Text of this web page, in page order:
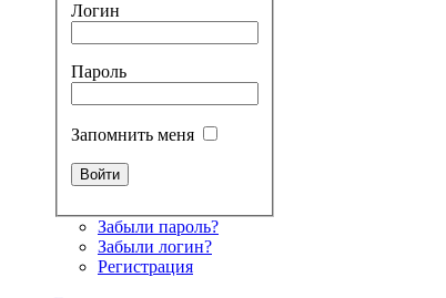
Логин
Пароль
Запомнить меня
Забыли пароль?
Забыли логин?
Регистрация